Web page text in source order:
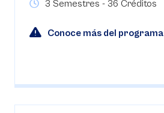
3 Semestres - 36 Créditos
Conoce más del programa